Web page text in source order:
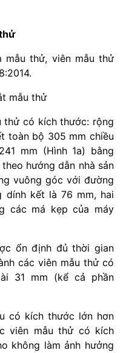
mẫu thử, viên mẫu thử
mẫu thử
thử có kích thước: rộng
toàn bộ 305 mm chiều
mm (Hình 1a) bằng
hướng dẫn nhà sản
vuông góc với đường
dính kết là 76 mm, hai
các má kẹp của máy
ổn định đủ thời gian
các viên mẫu thử có
31 mm (kể cả phần
có kích thước lớn hơn
viên mẫu thử có kích
không làm ảnh hưởng